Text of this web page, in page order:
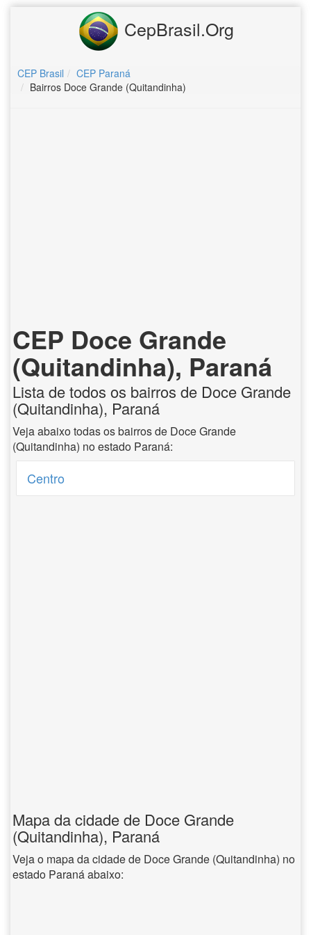
CepBrasil.Org
CEP Brasil
CEP Paraná
Bairros Doce Grande (Quitandinha)
CEP Doce Grande
(Quitandinha), Paraná
Lista de todos os bairros de Doce Grande
(Quitandinha), Paraná
Veja abaixo todas os bairros de Doce Grande
(Quitandinha) no estado Paraná:
Centro
Mapa da cidade de Doce Grande
(Quitandinha), Paraná
Veja o mapa da cidade de Doce Grande (Quitandinha) no
estado Paraná abaixo: